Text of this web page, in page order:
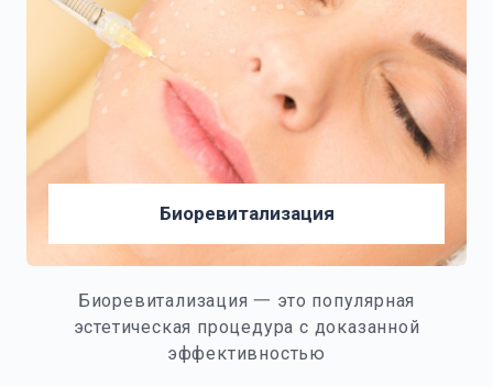
Биоревитализация
Биоревитализация 一 это популярная
эстетическая процедура с доказанной
эффективностью